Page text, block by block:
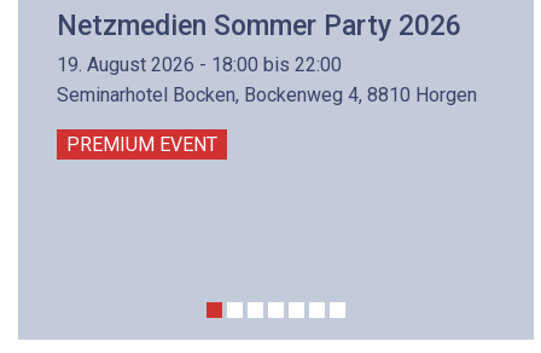
Netzmedien Sommer Party 2026
19. August 2026 - 18:00 bis 22:00
Seminarhotel Bocken, Bockenweg 4, 8810 Horgen
PREMIUM EVENT